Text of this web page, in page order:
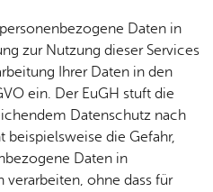
Strandbad bleibt in der
geschlossen.
und aus
Floß aus dem Wasser
Daten in
zur Nutzung dieser Services
Ihrer Daten in den
ein. Der EuGH stuft die
Datenschutz nach
beispielsweise die Gefahr,
Daten in
ohne dass für